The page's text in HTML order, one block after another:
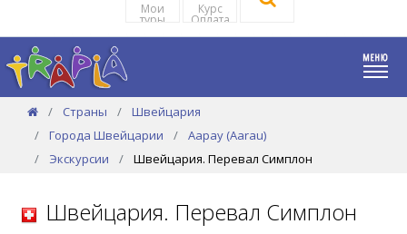
Мои
туры
Курс
Оплата
Страны
Швейцария
Города Швейцарии
Аарау (Aarau)
Экскурсии
Швейцария. Перевал Симплон
Швейцария. Перевал Симплон